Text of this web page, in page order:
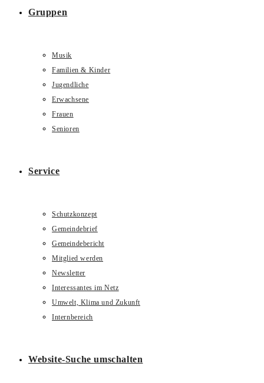
Gruppen
Musik
Familien & Kinder
Jugendliche
Erwachsene
Frauen
Senioren
Service
Schutzkonzept
Gemeindebrief
Gemeindebericht
Mitglied werden
Newsletter
Interessantes im Netz
Umwelt, Klima und Zukunft
Internbereich
Website-Suche umschalten